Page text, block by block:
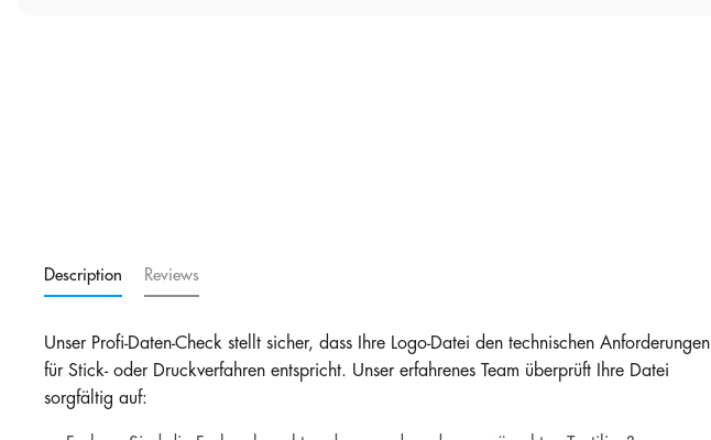
Description Reviews
Unser Profi-Daten-Check stellt sicher, dass Ihre Logo-Datei den technischen Anforderungen
für Stick- oder Druckverfahren entspricht. Unser erfahrenes Team überprüft Ihre Datei
sorgfältig auf: